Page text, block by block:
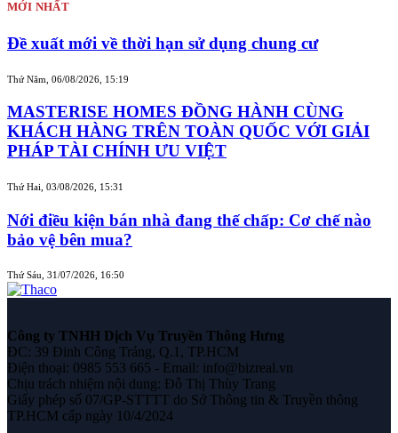
MỚI NHẤT
Đề xuất mới về thời hạn sử dụng chung cư
Thứ Năm, 06/08/2026, 15:19
MASTERISE HOMES ĐỒNG HÀNH CÙNG
KHÁCH HÀNG TRÊN TOÀN QUỐC VỚI GIẢI
PHÁP TÀI CHÍNH ƯU VIỆT
Thứ Hai, 03/08/2026, 15:31
Nới điều kiện bán nhà đang thế chấp: Cơ chế nào
bảo vệ bên mua?
Thứ Sáu, 31/07/2026, 16:50
Công ty TNHH Dịch Vụ Truyền Thông Hưng
ĐC: 39 Đinh Công Tráng, Q.1, TP.HCM
Điện thoại: 0985 553 665 - Email: info@bizreal.vn
Chịu trách nhiệm nội dung: Đỗ Thị Thùy Trang
Giấy phép số 07/GP-STTTT do Sở Thông tin & Truyền thông
TP.HCM cấp ngày 10/4/2024